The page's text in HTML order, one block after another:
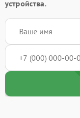
устройства.